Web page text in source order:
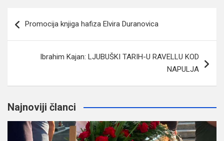
članaka
Promocija knjiga hafiza Elvira Duranovica
Ibrahim Kajan: LJUBUŠKI TARIH-U RAVELLU KOD
NAPULJA
Najnoviji članci